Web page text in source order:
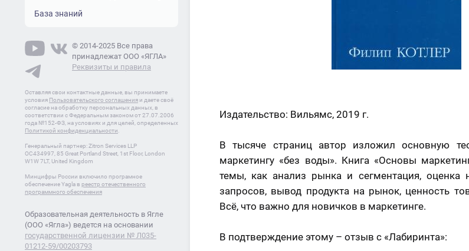
Издательство: Вильямс, 2019 г.
В тысяче страниц автор изложил основную
маркетингу «без воды». Книга «Основы
темы, как анализ рынка и сегментация, оценка
запросов, вывод продукта на рынок, ценность
Всё, что важно для новичков в маркетинге.
В подтверждение этому – отзыв с «Лабиринта»:
База знаний
© 2014-2025 Все права
принадлежат ООО «ЯГЛА»
Реквизиты и правила
Оставляя свои контактные данные, вы принимаете
условия Пользовательского соглашения и даете своё
согласие на обработку персональных данных, в
соответствии с Федеральным законом от 27.07.2006
года №152-ФЗ, на условиях и для целей, определенных
Политикой конфиденциальности
Генеральный партнер: Zitron Services LLP
OC434997, 85 Great Portland Street, 1st Floor, London
W1W 7LT, United Kingdom
Минцифры России включило програмное
обеспечение Yagla в реестр отечественного
программного обеспечения
Образовательная деятельность в Ягле
(ООО «Ягла») ведется на основании
государственной лицензии № Л035-
01212-59/00203793